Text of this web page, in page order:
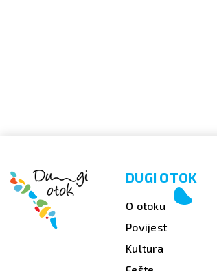
DUGI OTOK
O otoku
Povijest
Kultura